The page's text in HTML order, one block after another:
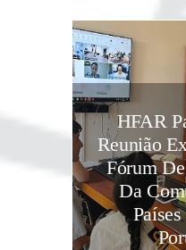
HFAR
Reunião
Fórum
Da